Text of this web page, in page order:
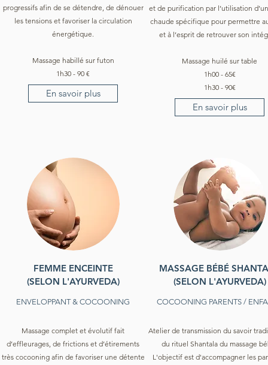
progressifs afin de se détendre, de dénouer
les tensions et favoriser la circulation
énergétique.
Massage habillé sur futon
1h30 - 90 €
En savoir plus
FEMME ENCEINTE
(SELON L'AYURVEDA)
ENVELOPPANT & COCOONING
Massage complet et évolutif fait
d’effleurages, de frictions et d’étirements
très cocooning afin de favoriser une détente
et de purification par l’utilisation
chaude spécifique pour permettre
et à l’esprit de retrouver son
Massage huilé sur table
1h00 - 65€
1h30 - 90€
En savoir plus
MASSAGE BÉBÉ
(SELON L'AYURVEDA)
COCOONING PARENTS /
Atelier de transmission du savoir
du rituel Shantala du massage
L'objectif est d'accompagner les